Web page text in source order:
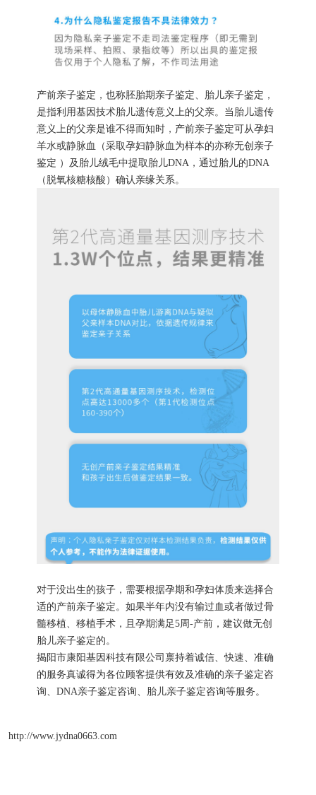
产前亲子鉴定，也称胚胎期亲子鉴定、胎儿亲子鉴定，
是指利用基因技术胎儿遗传意义上的父亲。当胎儿遗传
意义上的父亲是谁不得而知时，产前亲子鉴定可从孕妇
羊水或静脉血（采取孕妇静脉血为样本的亦称无创亲子
鉴定 ）及胎儿绒毛中提取胎儿DNA，通过胎儿的DNA
（脱氧核糖核酸）确认亲缘关系。
对于没出生的孩子，需要根据孕期和孕妇体质来选择合
适的产前亲子鉴定。如果半年内没有输过血或者做过骨
髓移植、移植手术，且孕期满足5周-产前，建议做无创
胎儿亲子鉴定的。
揭阳市康阳基因科技有限公司禀持着诚信、快速、准确
的服务真诚得为各位顾客提供有效及准确的亲子鉴定咨
询、DNA亲子鉴定咨询、胎儿亲子鉴定咨询等服务。
http://www.jydna0663.com